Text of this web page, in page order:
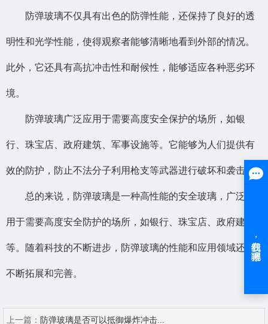
防弹玻璃不仅具有出色的防弹性能，还保持了良好的透
明性和光学性能，使得观察者能够清晰地看到外部的情况。
此外，它还具有高抗冲击性和耐候性，能够适应各种恶劣环
境。
防弹玻璃广泛应用于需要高度安全保护的场所，如银
行、珠宝店、政府建筑、军事设施等。它能够为人们提供有
效的防护，防止不法分子利用枪支等武器进行破坏和袭击。
总的来说，防弹玻璃是一种高性能的安全玻璃，广泛应
用于需要高度安全防护的场所，如银行、珠宝店、政府建筑
等。随着科技的不断进步，防弹玻璃的性能和应用领域还将
不断拓展和完善。
上一篇： 防弹玻璃是否可以抵御爆炸冲击...